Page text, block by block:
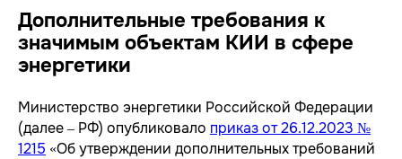
Дополнительные требования к
значимым объектам КИИ в сфере
энергетики
Министерство энергетики Российской Федерации
(далее – РФ) опубликовало приказ от 26.12.2023 №
1215 «Об утверждении дополнительных требований